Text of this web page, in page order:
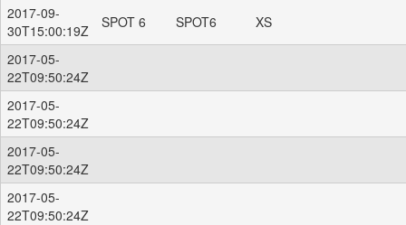
2017-09-
30T15:00:19Z
SPOT 6 SPOT6 XS
2017-05-
22T09:50:24Z
2017-05-
22T09:50:24Z
2017-05-
22T09:50:24Z
2017-05-
22T09:50:24Z